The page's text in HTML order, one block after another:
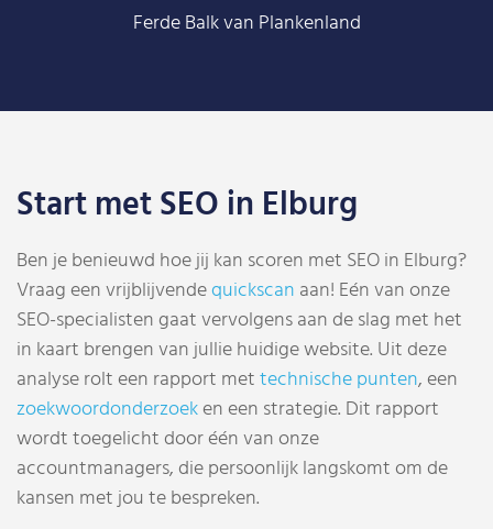
Ferde Balk van Plankenland
Start met SEO in Elburg
Ben je benieuwd hoe jij kan scoren met SEO in Elburg?
Vraag een vrijblijvendequickscan aan! Eén van onze
SEO-specialisten gaat vervolgens aan de slag met het
in kaart brengen van jullie huidige website. Uit deze
analyse rolt een rapport mettechnische punten, een
zoekwoordonderzoeken een strategie. Dit rapport
wordt toegelicht door één van onze
accountmanagers, die persoonlijk langskomt om de
kansen met jou te bespreken.